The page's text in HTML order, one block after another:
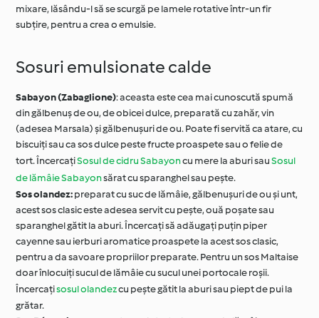
mixare, lăsându-l să se scurgă pe lamele rotative într-un fir
subțire, pentru a crea o emulsie.
Sosuri emulsionate calde
Sabayon (Zabaglione): aceasta este cea mai cunoscută spumă
din gălbenuș de ou, de obicei dulce, preparată cu zahăr, vin
(adesea Marsala) și gălbenușuri de ou. Poate fi servită ca atare, cu
biscuiți sau ca sos dulce peste fructe proaspete sau o felie de
tort. ÎncercațiSosul de cidru Sabayoncu mere la aburi sauSosul
de lămâie Sabayonsărat cu sparanghel sau pește.
Sos olandez:preparat cu suc de lămâie, gălbenușuri de ou și unt,
acest sos clasic este adesea servit cu pește, ouă poșate sau
sparanghel gătit la aburi. Încercați să adăugați puțin piper
cayenne sau ierburi aromatice proaspete la acest sos clasic,
pentru a da savoare propriilor preparate. Pentru un sos Maltaise
doar înlocuiți sucul de lămâie cu sucul unei portocale roșii.
Încercațisosul olandezcu pește gătit la aburi sau piept de pui la
grătar.